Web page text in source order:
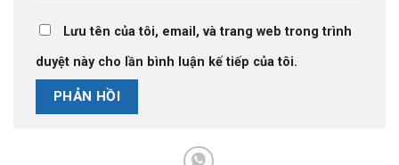
Lưu tên của tôi, email, và trang web trong trình
duyệt này cho lần bình luận kế tiếp của tôi.